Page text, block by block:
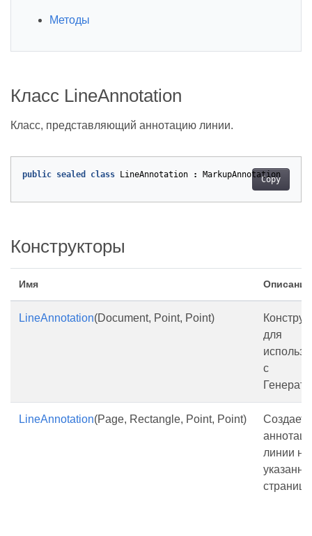
Методы
Класс LineAnnotation
Класс, представляющий аннотацию линии.
Copy
public sealed class LineAnnotation : MarkupAnnotation
Конструкторы
Имя Описание
LineAnnotation(Document, Point, Point)
для
с
LineAnnotation(Page, Rectangle, Point, Point)
Создает
линии на